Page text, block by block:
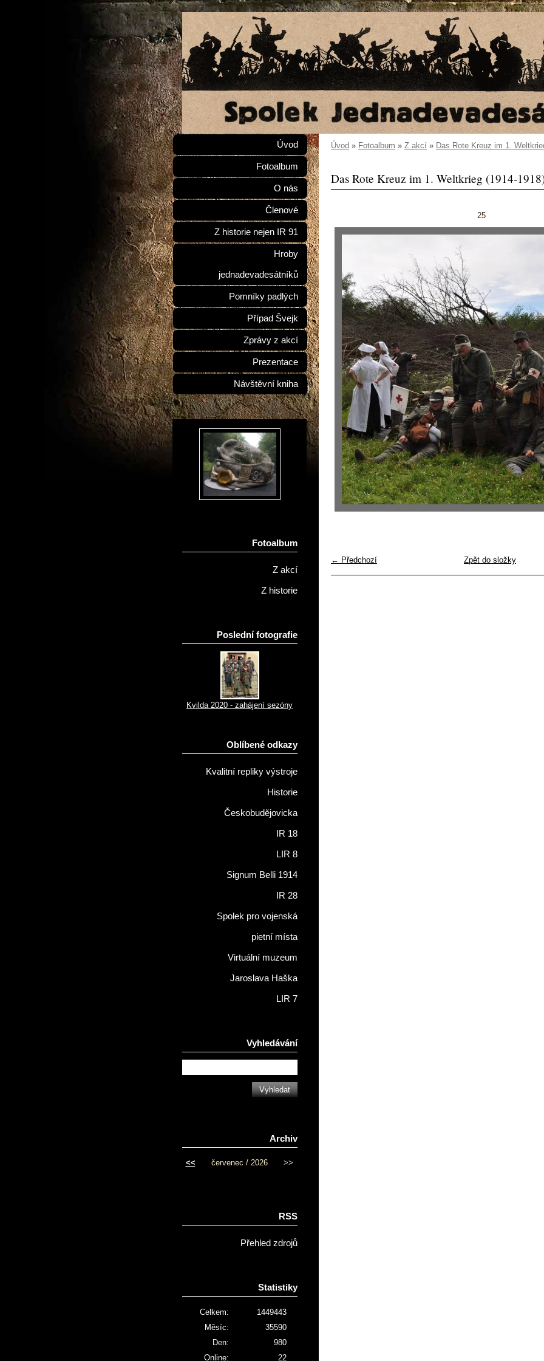
Úvod » Fotoalbum » Z akcí » Das Rote Kreuz im 1.
Das Rote Kreuz im 1. Weltkrieg (1914-
25
← Předchozí Zpět do složky
Úvod
Fotoalbum
O nás
Členové
Z historie nejen IR 91
Hroby
jednadevadesátníků
Pomníky padlých
Případ Švejk
Zprávy z akcí
Prezentace
Návštěvní kniha
Fotoalbum
Z akcí
Z historie
Poslední fotografie
Kvilda 2020 - zahájení sezóny
Oblíbené odkazy
Kvalitní repliky výstroje
Historie
Českobudějovicka
IR 18
LIR 8
Signum Belli 1914
IR 28
Spolek pro vojenská
pietní místa
Virtuální muzeum
Jaroslava Haška
LIR 7
Vyhledávání
Archiv
<< červenec / 2026 >>
RSS
Přehled zdrojů
Statistiky
Online: 22
Celkem:
1449443
Měsíc:
35590
Den:
980